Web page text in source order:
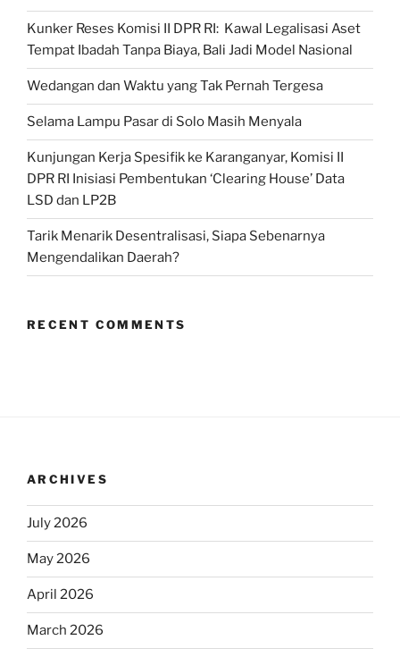
Kunker Reses Komisi II DPR RI: Kawal Legalisasi Aset
Tempat Ibadah Tanpa Biaya, Bali Jadi Model Nasional
Wedangan dan Waktu yang Tak Pernah Tergesa
Selama Lampu Pasar di Solo Masih Menyala
Kunjungan Kerja Spesifik ke Karanganyar, Komisi II
DPR RI Inisiasi Pembentukan ‘Clearing House’ Data
LSD dan LP2B
Tarik Menarik Desentralisasi, Siapa Sebenarnya
Mengendalikan Daerah?
RECENT COMMENTS
ARCHIVES
July 2026
May 2026
April 2026
March 2026